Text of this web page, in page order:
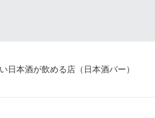
日本酒が飲める店（日本酒バー）